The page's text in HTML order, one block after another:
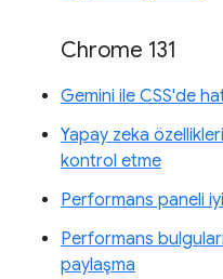
Chrome 131
Gemini ile CSS'de
Yapay zeka
kontrol etme
Performans paneli
Performans
paylaşma